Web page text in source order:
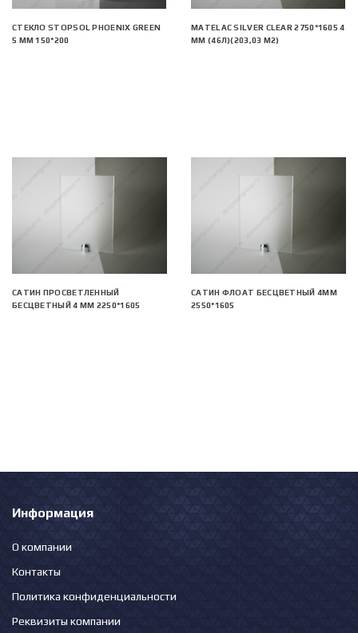
СТЕКЛО STOPSOL PHOENIX GREEN
5 ММ 150*200
MATELAC SILVER CLEAR 2750*1605 4
ММ (46Л)(203,03 М2)
САТИН ПРОСВЕТЛЕННЫЙ
БЕСЦВЕТНЫЙ 4 ММ 2250*1605
САТИН ФЛОАТ БЕСЦВЕТНЫЙ 4ММ
2550*1605
Информация
О компании
Контакты
Политика конфиденциальности
Реквизиты компании